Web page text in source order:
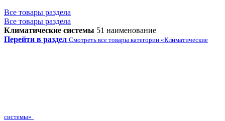
Все товары раздела
Все товары раздела
Климатические системы 51 наименование
Перейти в раздел Смотреть все товары категории «Климатические
системы»